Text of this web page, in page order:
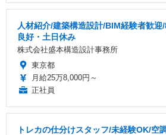
人材紹介/建築構造設計/BIM経験者歓
良好・土日休み
株式会社盛本構造設計事務所
東京都
月給25万8,000円～
正社員
トレカの仕分けスタッフ/未経験OK/空